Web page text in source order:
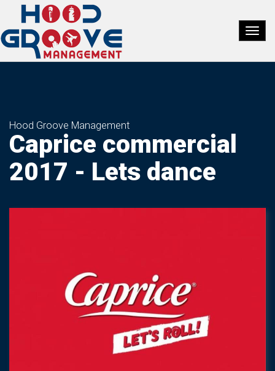
Hood Groove Management
Caprice commercial
2017 - Lets dance